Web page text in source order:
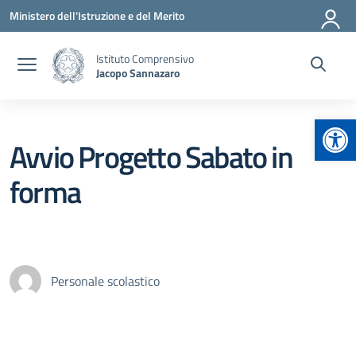
Vai ai contenuti
Vai al menu di navigazione
Vai al footer
Ministero dell'Istruzione e del Merito
Istituto Comprensivo
Jacopo Sannazaro
Avvio Progetto Sabato in
forma
Personale scolastico